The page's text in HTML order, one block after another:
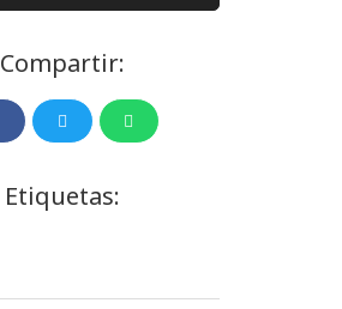
Compartir:
Etiquetas: